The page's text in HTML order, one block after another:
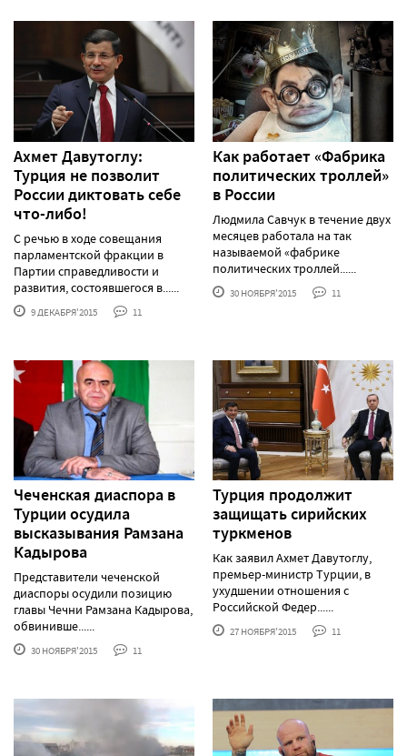
Ахмет Давутоглу:
Турция не позволит
России диктовать себе
что-либо!
С речью в ходе совещания
парламентской фракции в
Партии справедливости и
развития, состоявшегося в......
9 ДЕКАБРЯ'2015 11
Как работает «Фабрика
политических троллей»
в России
Людмила Савчук в течение двух
месяцев работала на так
называемой «фабрике
политических троллей......
30 НОЯБРЯ'2015 11
Чеченская диаспора в
Турции осудила
высказывания Рамзана
Кадырова
Представители чеченской
диаспоры осудили позицию
главы Чечни Рамзана Кадырова,
обвинивше......
30 НОЯБРЯ'2015 11
Турция продолжит
защищать сирийских
туркменов
Как заявил Ахмет Давутоглу,
премьер-министр Турции, в
ухудшении отношения с
Российской Федер......
27 НОЯБРЯ'2015 11